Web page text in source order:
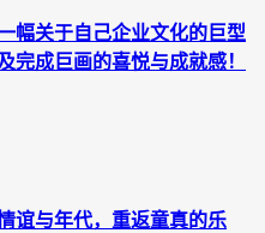
幅关于自己企业文化的巨型
完成巨画的喜悦与成就感！
谊与年代，重返童真的乐